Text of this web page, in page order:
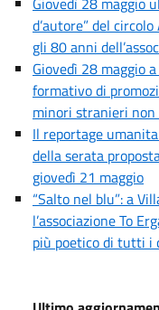
d’autore” del
gli 80 anni
Giovedì 28 maggio
formativo di
minori stranieri non
Il reportage
della serata
giovedì 21 maggio
“Salto nel blu”: a
l’associazione To
più poetico di tutti i